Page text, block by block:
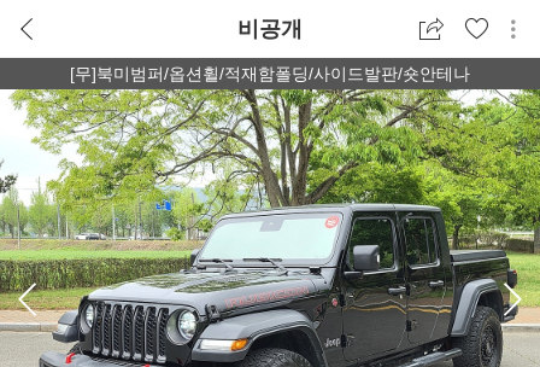
비공개
[무]북미범퍼/옵션휠/적재함폴딩/사이드발판/숏안테나